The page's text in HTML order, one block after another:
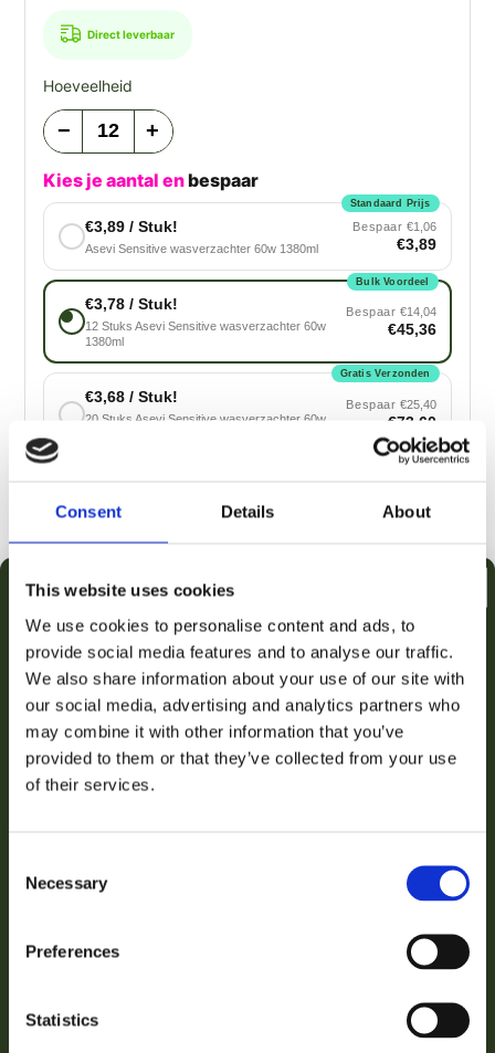
Consent Details About
This website uses cookies
We use cookies to personalise content and ads, to
provide social media features and to analyse our traffic.
We also share information about your use of our site with
our social media, advertising and analytics partners who
may combine it with other information that you’ve
provided to them or that they’ve collected from your use
of their services.
Selection
Necessary
Preferences
Statistics
Direct leverbaar
Hoeveelheid
− +
Kies je aantal enbespaar
Standaard Prijs
€3,89 / Stuk!
Asevi Sensitive wasverzachter 60w 1380ml
Bespaar €1,06
€3,89
Bulk Voordeel
€3,78 / Stuk!
12 Stuks Asevi Sensitive wasverzachter 60w
1380ml
Bespaar €14,04
€45,36
Gratis Verzonden
€3,68 / Stuk!
20 Stuks Asevi Sensitive wasverzachter 60w
Bespaar €25,40
€73,60
Max. Besparen!
30 Stuks Asevi Sensitive wasverzachter 60w
€106,20
Voeg toe aan winkelwagen
🛒
Besteld
📦
Verzonden
🚚
Geleverd
€2,50 KORTING OP JE
EERSTE AANKOOP
Email
Nee bedankt, ik betaal liever de volledige prijs!